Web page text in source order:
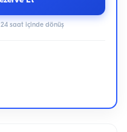
24 saat içinde dönüş